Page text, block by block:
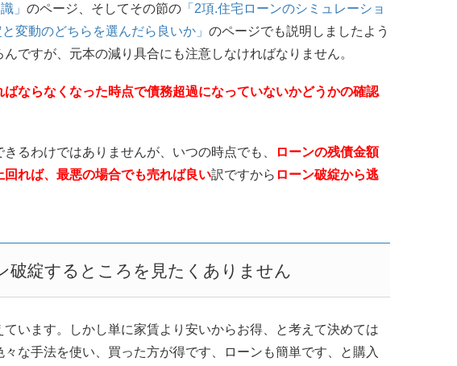
」 のページ、そしてその節の 「2項.住宅ローンのシミュレーショ
変動のどちらを選んだら良いか」 のページでも説明しましたよう
ですが、元本の減り具合にも注意しなければなりません。
ばならなくなった時点で債務超過になっていないかどうかの確認
るわけではありませんが、いつの時点でも、
ローンの残債金額
れば、最悪の場合でも売れば良い訳ですから ローン破綻から逃
破綻するところを見たくありません
います。しかし単に家賃より安いからお得、と考えて決めては
な手法を使い、買った方が得です、ローンも簡単です、と購入